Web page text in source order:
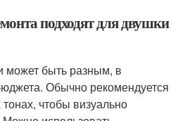
подходят для двушки
может быть разным, в
Обычно рекомендуется
чтобы визуально